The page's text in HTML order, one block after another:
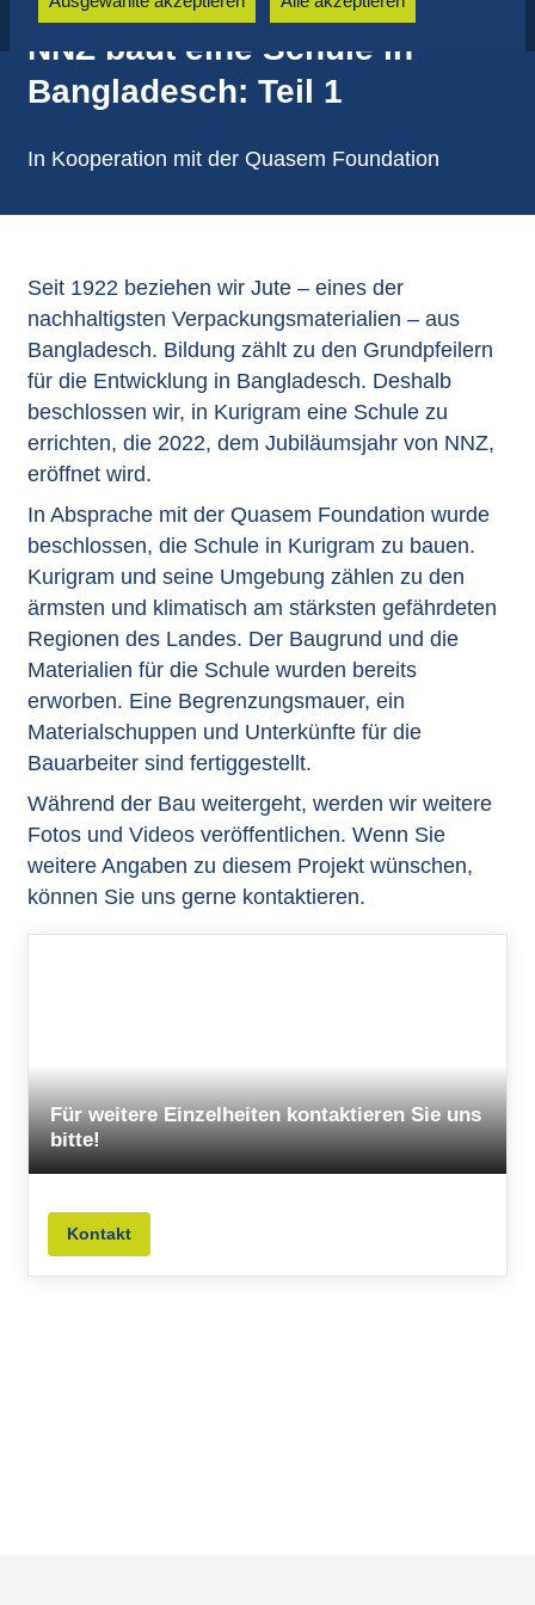
NNZ baut eine Schule in
Bangladesch: Teil 1
In Kooperation mit der Quasem Foundation
Seit 1922 beziehen wir Jute – eines der
nachhaltigsten Verpackungsmaterialien – aus
Bangladesch. Bildung zählt zu den Grundpfeilern
für die Entwicklung in Bangladesch. Deshalb
beschlossen wir, in Kurigram eine Schule zu
errichten, die 2022, dem Jubiläumsjahr von NNZ,
eröffnet wird.
In Absprache mit der Quasem Foundation wurde
beschlossen, die Schule in Kurigram zu bauen.
Kurigram und seine Umgebung zählen zu den
ärmsten und klimatisch am stärksten gefährdeten
Regionen des Landes. Der Baugrund und die
Materialien für die Schule wurden bereits
erworben. Eine Begrenzungsmauer, ein
Materialschuppen und Unterkünfte für die
Bauarbeiter sind fertiggestellt.
Während der Bau weitergeht, werden wir weitere
Fotos und Videos veröffentlichen. Wenn Sie
weitere Angaben zu diesem Projekt wünschen,
können Sie uns gerne kontaktieren.
Für weitere Einzelheiten kontaktieren Sie uns
bitte!
Kontakt